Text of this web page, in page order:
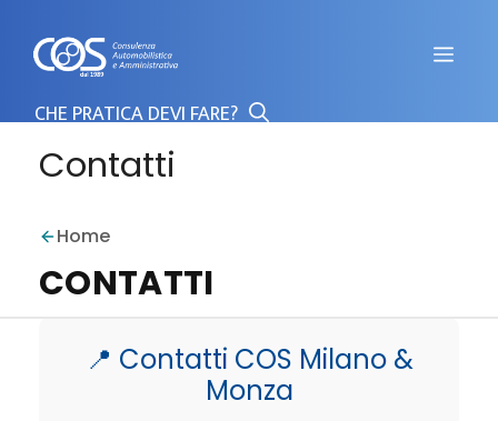
contenuto
Contatti
Home
CONTATTI
📍 Contatti COS Milano &
Monza